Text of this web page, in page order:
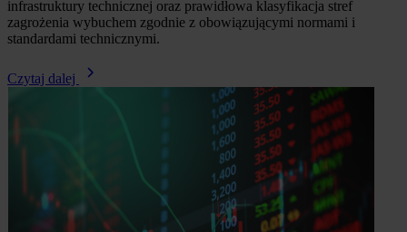
infrastruktury technicznej oraz prawidłowa klasyfikacja stref
zagrożenia wybuchem zgodnie z obowiązującymi normami i
standardami technicznymi.
Czytaj dalej